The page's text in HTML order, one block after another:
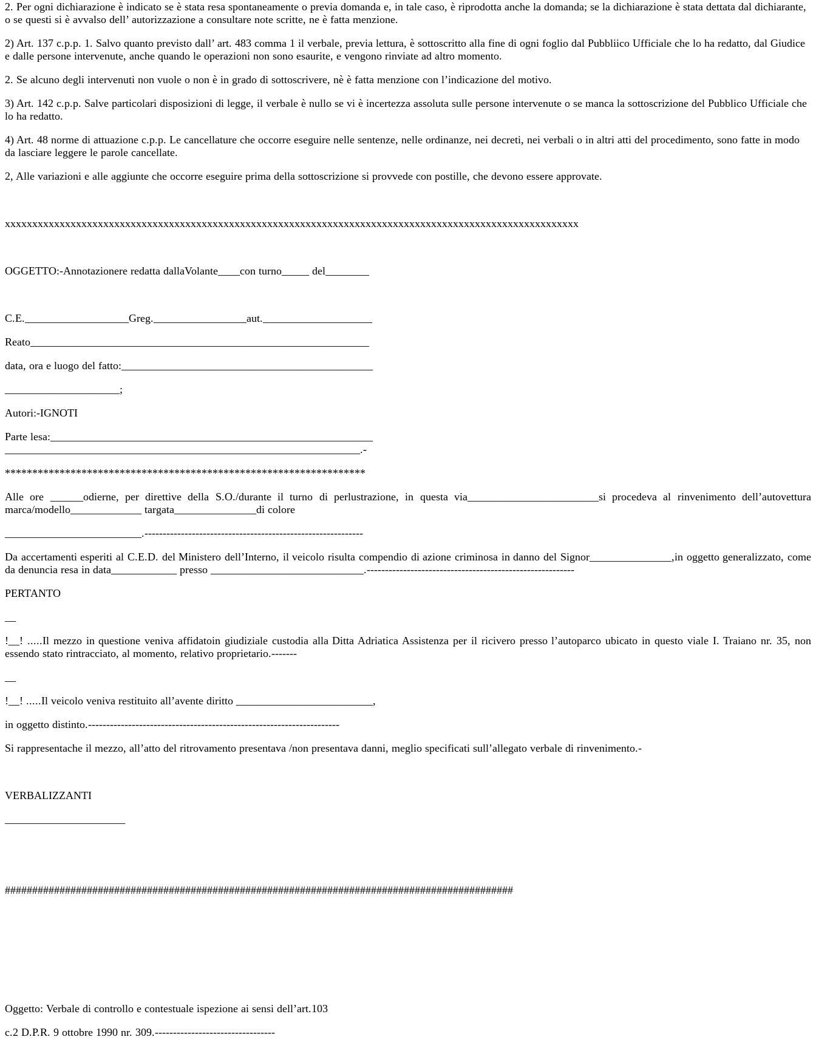
2. Per ogni dichiarazione è indicato se è stata resa spontaneamente o previa domanda e, in tale caso, è riprodotta anche la domanda; se la dichiarazione è stata dettata dal dichiarante,
o se questi si è avvalso dell’ autorizzazione a consultare note scritte, ne è fatta menzione.
2) Art. 137 c.p.p. 1. Salvo quanto previsto dall’ art. 483 comma 1 il verbale, previa lettura, è sottoscritto alla fine di ogni foglio dal Pubbliico Ufficiale che lo ha redatto, dal Giudice
e dalle persone intervenute, anche quando le operazioni non sono esaurite, e vengono rinviate ad altro momento.
2. Se alcuno degli intervenuti non vuole o non è in grado di sottoscrivere, nè è fatta menzione con l’indicazione del motivo.
3) Art. 142 c.p.p. Salve particolari disposizioni di legge, il verbale è nullo se vi è incertezza assoluta sulle persone intervenute o se manca la sottoscrizione del Pubblico Ufficiale che
lo ha redatto.
4) Art. 48 norme di attuazione c.p.p. Le cancellature che occorre eseguire nelle sentenze, nelle ordinanze, nei decreti, nei verbali o in altri atti del procedimento, sono fatte in modo
da lasciare leggere le parole cancellate.
2, Alle variazioni e alle aggiunte che occorre eseguire prima della sottoscrizione si provvede con postille, che devono essere approvate.
xxxxxxxxxxxxxxxxxxxxxxxxxxxxxxxxxxxxxxxxxxxxxxxxxxxxxxxxxxxxxxxxxxxxxxxxxxxxxxxxxxxxxxxxxxxxxxxxxxxxxxxxx
OGGETTO:-Annotazionere redatta dallaVolante____con turno_____ del________
C.E.___________________Greg._________________aut.____________________
Reato______________________________________________________________
data, ora e luogo del fatto:______________________________________________
_____________________;
Autori:-IGNOTI
Parte lesa:___________________________________________________________
_________________________________________________________________.-
******************************************************************
Alle ore ______odierne, per direttive della S.O./durante il turno di perlustrazione, in questa via________________________si procedeva al rinvenimento dell’autovettura
marca/modello_____________ targata_______________di colore
_________________________.------------------------------------------------------------
Da accertamenti esperiti al C.E.D. del Ministero dell’Interno, il veicolo risulta compendio di azione criminosa in danno del Signor_______________,in oggetto generalizzato, come
da denuncia resa in data____________ presso ____________________________.---------------------------------------------------------
PERTANTO
!__! .....Il mezzo in questione veniva affidatoin giudiziale custodia alla Ditta Adriatica Assistenza per il ricivero presso l’autoparco ubicato in questo viale I. Traiano nr. 35, non
essendo stato rintracciato, al momento, relativo proprietario.-------
!__! .....Il veicolo veniva restituito all’avente diritto _________________________,
in oggetto distinto.---------------------------------------------------------------------
Si rappresentache il mezzo, all’atto del ritrovamento presentava /non presentava danni, meglio specificati sull’allegato verbale di rinvenimento.-
VERBALIZZANTI
#############################################################################################
Oggetto: Verbale di controllo e contestuale ispezione ai sensi dell’art.103
c.2 D.P.R. 9 ottobre 1990 nr. 309.---------------------------------